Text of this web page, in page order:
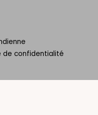
de confidentialité